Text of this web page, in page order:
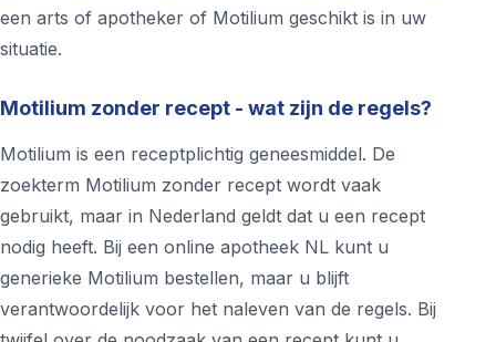
een arts of apotheker of Motilium geschikt is in uw
situatie.
Motilium zonder recept - wat zijn de regels?
Motilium is een receptplichtig geneesmiddel. De
zoekterm Motilium zonder recept wordt vaak
gebruikt, maar in Nederland geldt dat u een recept
nodig heeft. Bij een online apotheek NL kunt u
generieke Motilium bestellen, maar u blijft
verantwoordelijk voor het naleven van de regels. Bij